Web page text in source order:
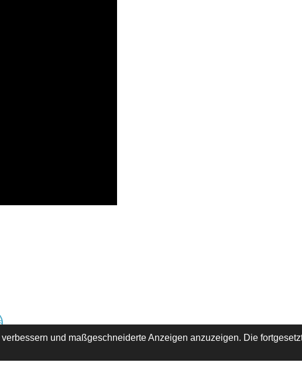
und maßgeschneiderte Anzeigen anzuzeigen. Die